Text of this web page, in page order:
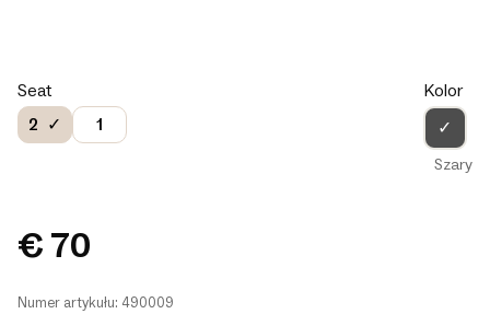
Seat
2
1
Kolor
✓
Szary
€ 70
Numer artykułu: 490009